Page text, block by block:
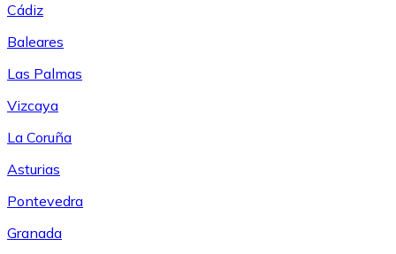
Cádiz
Baleares
Las Palmas
Vizcaya
La Coruña
Asturias
Pontevedra
Granada